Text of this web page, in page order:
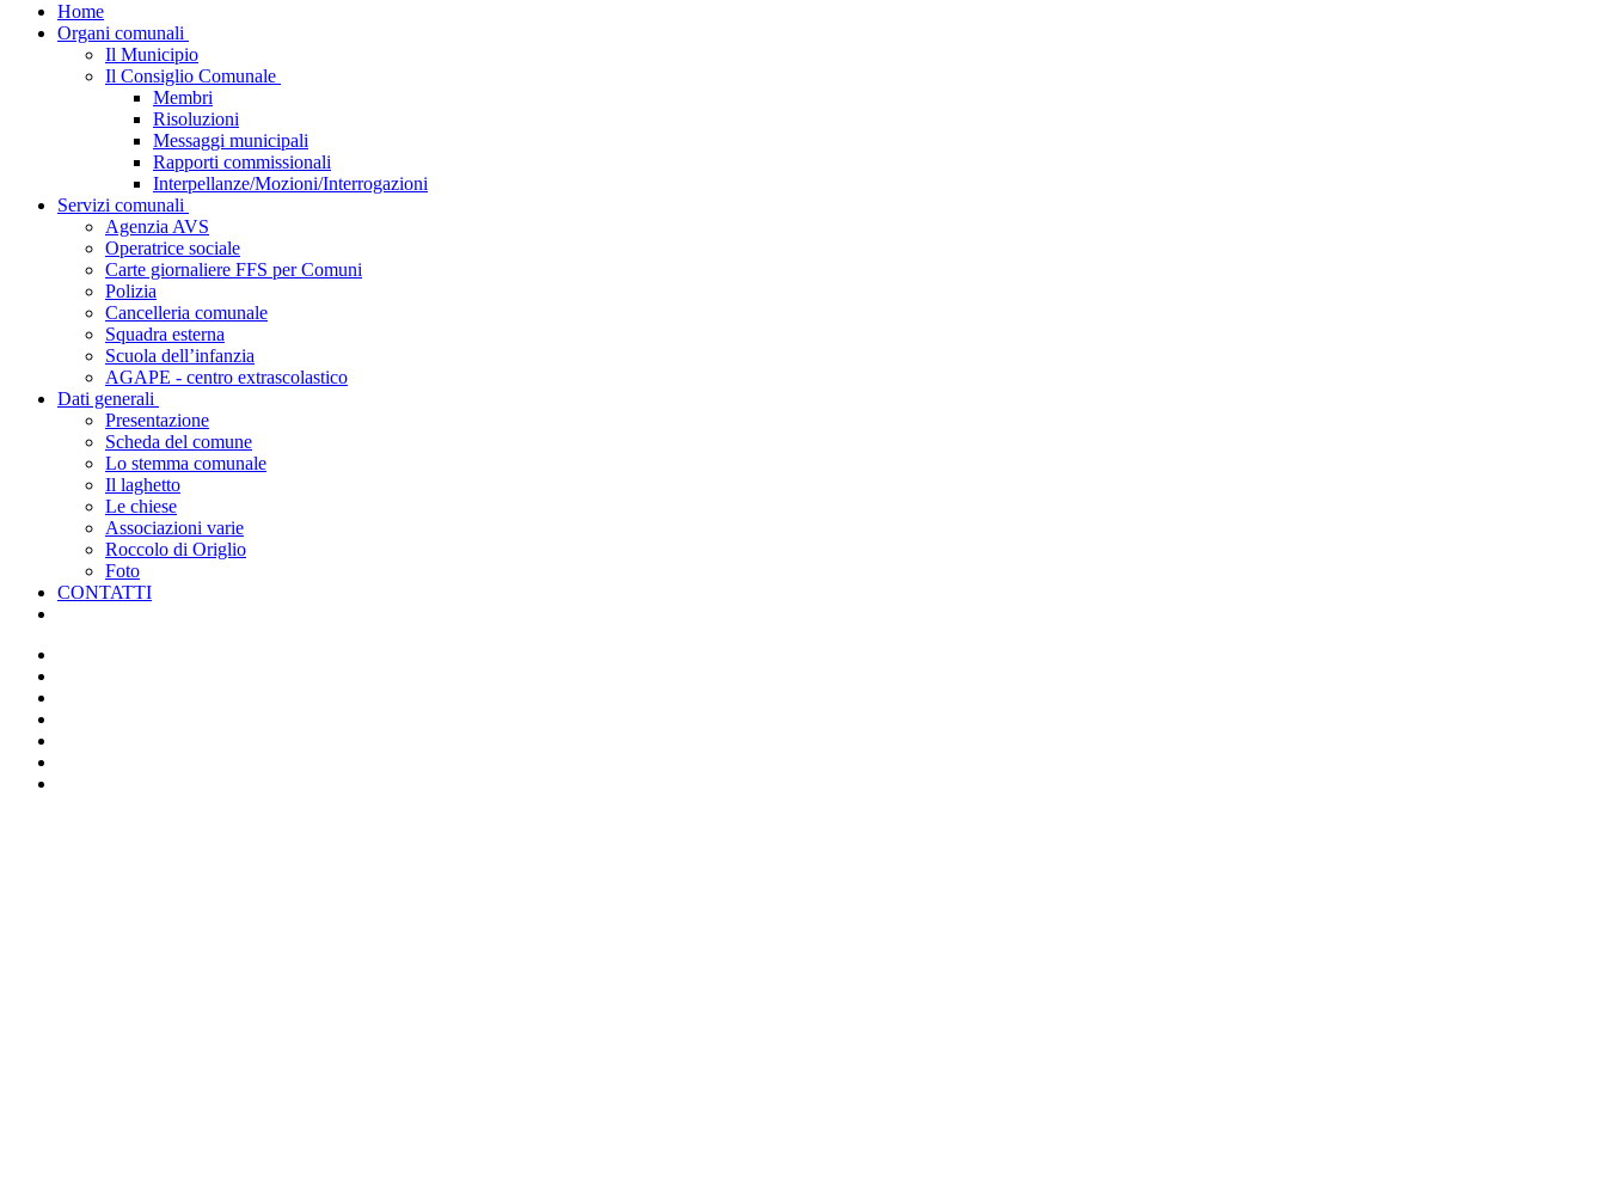
Home
Organi comunali
Il Municipio
Il Consiglio Comunale
Membri
Risoluzioni
Messaggi municipali
Rapporti commissionali
Interpellanze/Mozioni/Interrogazioni
Servizi comunali
Agenzia AVS
Operatrice sociale
Carte giornaliere FFS per Comuni
Polizia
Cancelleria comunale
Squadra esterna
Scuola dell’infanzia
AGAPE - centro extrascolastico
Dati generali
Presentazione
Scheda del comune
Lo stemma comunale
Il laghetto
Le chiese
Associazioni varie
Roccolo di Origlio
Foto
CONTATTI